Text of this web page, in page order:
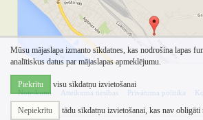
Mūsu mājaslapa izmanto sīkdatnes, kas nodrošina lapas
analītiskus datus par mājaslapas apmeklējumu.
Piekrītu visu sīkdatņu izvietošanai
Nepiekrītu tādu sīkdatņu izvietošanai, kas nav obligāti
Noteikumi Atteikuma tiesības Privātuma politika